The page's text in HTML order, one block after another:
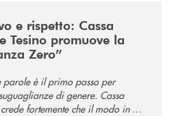
e rispetto: Cassa
Tesino promuove la
Zero”
parole è il primo passo per
di genere. Cassa
fortemente che il modo in cui